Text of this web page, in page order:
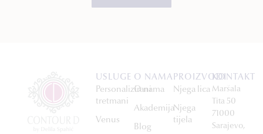
USLUGE
Personalizirani
tretmani
Venus
O NAMA
O nama
Akademija
Blog
PROIZVODI
Njega lica
Njega
tijela
KONTAKT
Maršala
Tita 50
71000
Sarajevo,